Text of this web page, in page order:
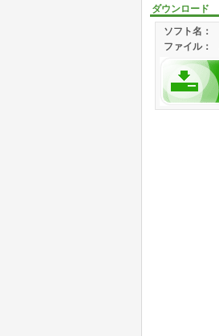
ダウンロード
ソフト名：
ファイル：